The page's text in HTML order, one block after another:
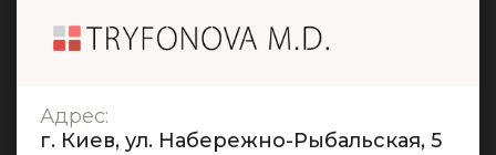
Адрес:
г. Киев, ул. Набережно-Рыбальская, 5